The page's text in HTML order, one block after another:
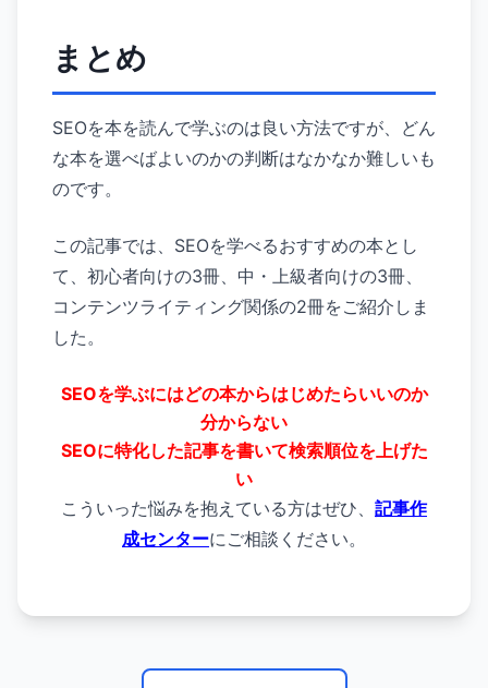
まとめ
SEOを本を読んで学ぶのは良い方法ですが、どん
な本を選べばよいのかの判断はなかなか難しいも
のです。
この記事では、SEOを学べるおすすめの本とし
て、初心者向けの3冊、中・上級者向けの3冊、
コンテンツライティング関係の2冊をご紹介しま
した。
SEOを学ぶにはどの本からはじめたらいいのか
分からない
SEOに特化した記事を書いて検索順位を上げた
い
こういった悩みを抱えている方はぜひ、 記事作
成センターにご相談ください。